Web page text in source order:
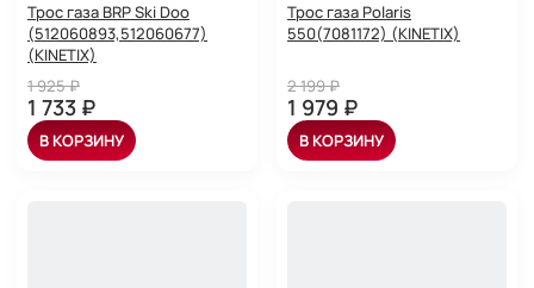
Трос газа BRP Ski Doo
(512060893,512060677)
(KINETIX)
1 925 ₽
1 733 ₽
В КОРЗИНУ
Трос газа Polaris
550(7081172) (KINETIX)
2 199 ₽
1 979 ₽
В КОРЗИНУ